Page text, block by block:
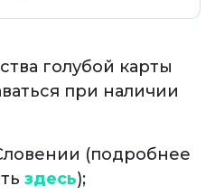
голубой карты
при наличии
(подробнее
здесь);